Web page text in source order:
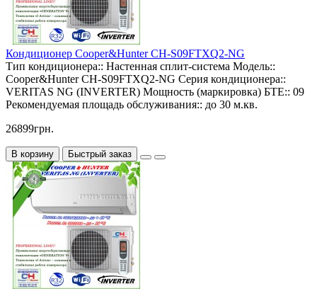
Кондиционер Cooper&Hunter CH-S09FTXQ2-NG
Тип кондиционера:: Настенная сплит-система Модель::
Cooper&Hunter CH-S09FTXQ2-NG Серия кондиционера::
VERITAS NG (INVERTER) Мощность (маркировка) БТЕ:: 09
Рекомендуемая площадь обслуживания:: до 30 м.кв.
26899грн.
В корзину Быстрый заказ